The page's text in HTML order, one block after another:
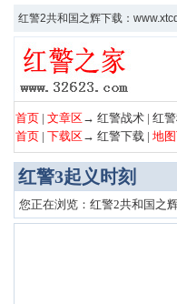
红警2共和国之辉下载：
首页 | 文章区→ 红警战术 | 红
首页 | 下载区→ 红警下载 | 地
红警3起义时刻
您正在浏览： 红警2共和国之